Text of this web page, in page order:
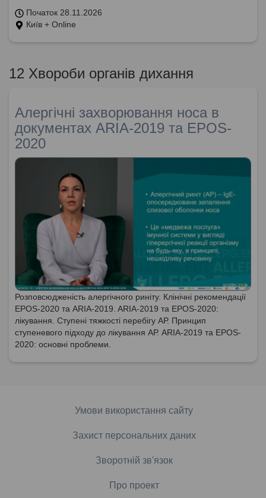
Початок 28.11.2026
Київ + Online
12 Хвороби органів дихання
Алергічні захворювання носа в
документах ARIA-2019 та EPOS-
2020
Розповсюдженість алергічного риніту. Клінічні рекомендації
EPOS-2020 та ARIA-2019. ARIA-2019 та EPOS-2020:
лікування. Ступені тяжкості перебігу АР. Принцип
ступеневого підходу до лікування АР. ARIA-2019 та EPOS-
2020: основні проблеми.
Умови використання сайту
Захист персональних даних
Зворотній зв'язок
Про проект